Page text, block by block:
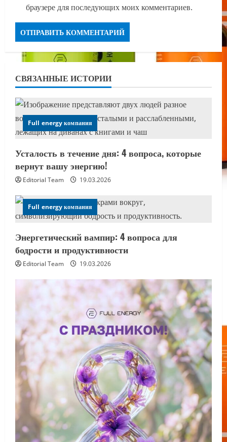
браузере для последующих моих комментариев.
СВЯЗАННЫЕ ИСТОРИИ
Full energy компания
Усталость в течение дня: 4 вопроса, которые
вернут вашу энергию!
Editorial Team 19.03.2026
Full energy компания
Энергетический вампир: 4 вопроса для
бодрости и продуктивности
Editorial Team 19.03.2026